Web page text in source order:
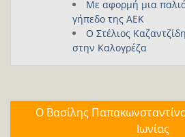
Με αφορμή μια
γήπεδο της ΑΕΚ
Ο Στέλιος
στην Καλογρέζα
Πλοήγηση
Ο Βασίλης
Ιωνίας